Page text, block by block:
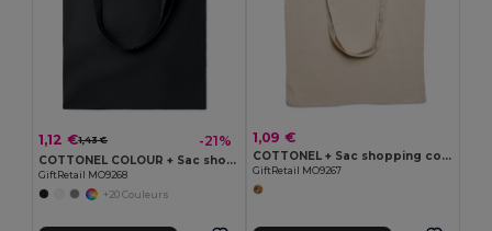
1,12 €1,43 € -21%
COTTONEL COLOUR + Sac shopping coton 140gr/m²
GiftRetail MO9268
+20 Couleurs
1,09 €
COTTONEL + Sac shopping coton 140gr/m²
GiftRetail MO9267